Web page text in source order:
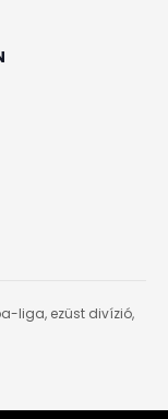
liga, ezüst divízió,